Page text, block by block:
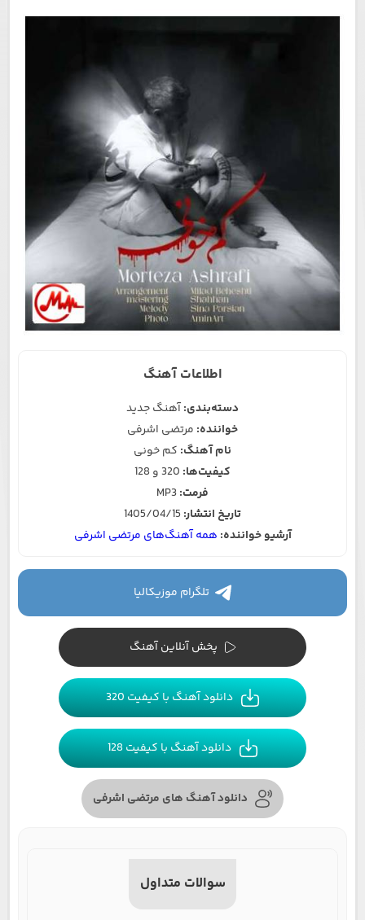
اطلاعات آهنگ
دسته‌بندی:آهنگ جدید
خواننده: مرتضی اشرفی
نام آهنگ: کم خونی
کیفیت‌ها:
فرمت:
تاریخ انتشار:
آرشیو خواننده: همه آهنگ‌های مرتضی اشرفی
تلگرام موزیکالیا
پخش آنلاین آهنگ
دانلود آهنگ با کیفیت 320
دانلود آهنگ با کیفیت 128
دانلود آهنگ های مرتضی اشرفی
سوالات متداول